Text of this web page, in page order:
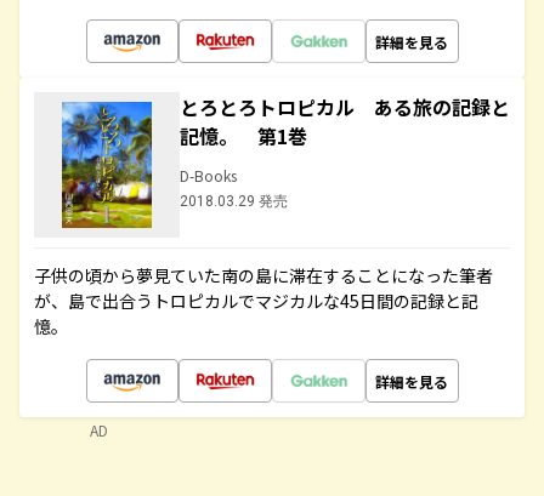
詳細を見る
とろとろトロピカル ある旅の記録と
記憶。 第1巻
D-Books
2018.03.29 発売
子供の頃から夢見ていた南の島に滞在することになった筆者
が、島で出合うトロピカルでマジカルな45日間の記録と記
憶。
詳細を見る
AD